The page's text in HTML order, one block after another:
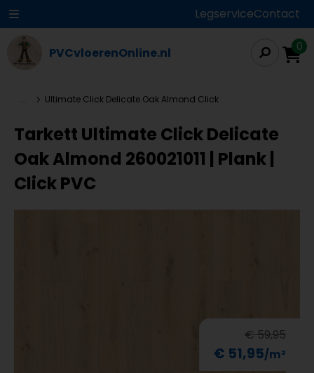
LegserviceContact
PVCvloerenOnline.nl 0
... Ultimate Click Delicate Oak Almond Click
Tarkett Ultimate Click Delicate
Oak Almond 260021011 | Plank |
Click PVC
€ 59,95
€ 51,95